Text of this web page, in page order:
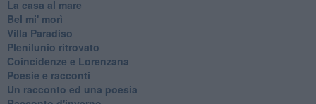
La casa al mare
Bel mi' morì
Villa Paradiso
Plenilunio ritrovato
Coincidenze e Lorenzana
Poesie e racconti
Un racconto ed una poesia